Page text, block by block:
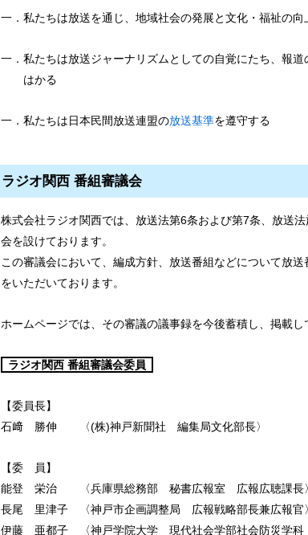
一．私たちは放送を通じ、地域社会の発展と文化・福祉の向
一．私たちは放送ジャーナリズムとしての自覚にたち、報
はかる
一．私たちは日本民間放送連盟の放送基準を遵守する
ラジオ関西 番組審議会
株式会社ラジオ関西では、放送法第6条および第7条、放送
会を設けております。
この審議会において、編成方針、放送番組などについて放
をいただいております。
ホームページでは、その審議の議事録を今後蓄積し、掲載し
ラジオ関西 番組審議会委員
【委員長】
石﨑 勝伸 〈(株)神戸新聞社 編集局文化部長〉
【委 員】
能登 栄治 〈兵庫県総務部 秘書広報室 広報広聴課長〉
長尾 里津子 〈神戸市企画調整局 広報戦略部長兼広報官〉
伊藤 亜都子 〈神戸学院大学 現代社会学部社会防災学科